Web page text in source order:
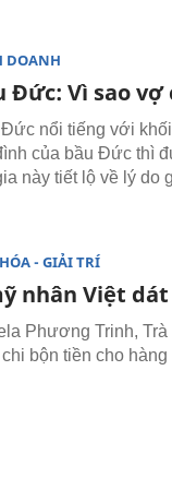
DOANH
Đức: Vì sao
nổi tiếng với
của bầu Đức thì
này tiết lộ về lý do
- GIẢI TRÍ
nhân Việt
Phương Trinh,
bộn tiền cho hàng